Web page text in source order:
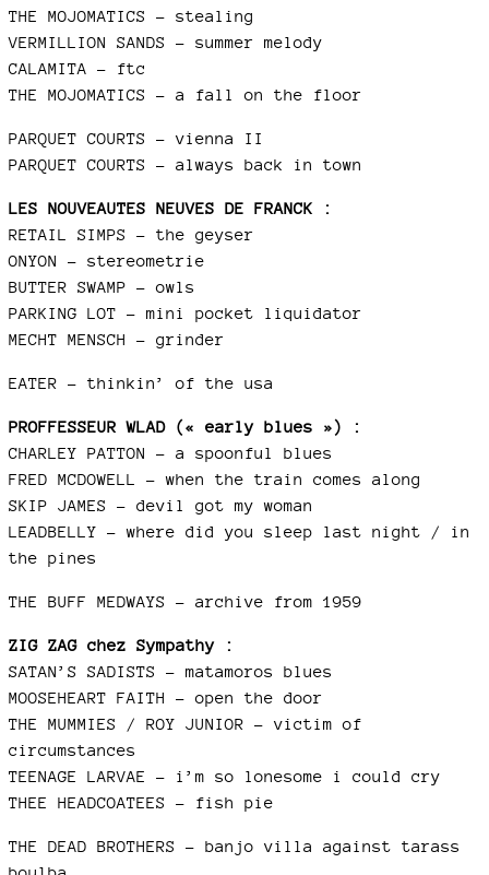
THE MOJOMATICS – stealing
VERMILLION SANDS – summer melody
CALAMITA – ftc
THE MOJOMATICS – a fall on the floor
PARQUET COURTS – vienna II
PARQUET COURTS – always back in town
LES NOUVEAUTES NEUVES DE FRANCK :
RETAIL SIMPS – the geyser
ONYON – stereometrie
BUTTER SWAMP – owls
PARKING LOT – mini pocket liquidator
MECHT MENSCH - grinder
EATER – thinkin’ of the usa
PROFFESSEUR WLAD (« early blues ») :
CHARLEY PATTON – a spoonful blues
FRED MCDOWELL – when the train comes along
SKIP JAMES – devil got my woman
LEADBELLY – where did you sleep last night / in
the pines
THE BUFF MEDWAYS – archive from 1959
ZIG ZAG chez Sympathy :
SATAN’S SADISTS – matamoros blues
MOOSEHEART FAITH – open the door
THE MUMMIES / ROY JUNIOR – victim of
circumstances
TEENAGE LARVAE – i’m so lonesome i could cry
THEE HEADCOATEES – fish pie
THE DEAD BROTHERS – banjo villa against tarass